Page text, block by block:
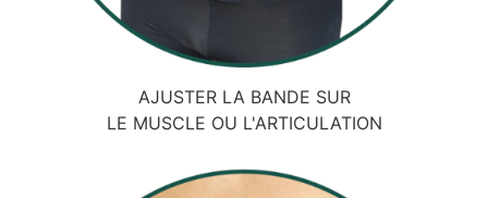
AJUSTER LA BANDE SUR
LE MUSCLE OU L'ARTICULATION